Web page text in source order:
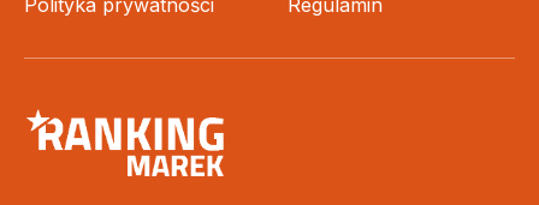
Polityka prywatności Regulamin